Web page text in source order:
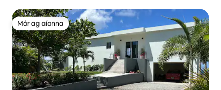
Mór ag aíonna
Mór ag aíonna